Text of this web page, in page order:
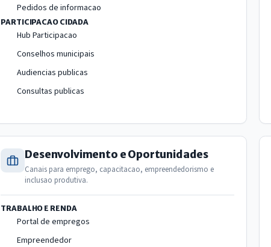
Pedidos de informacao
PARTICIPACAO CIDADA
Hub Participacao
Conselhos municipais
Audiencias publicas
Consultas publicas
Desenvolvimento e Oportunidades
Canais para emprego, capacitacao, empreendedorismo e
inclusao produtiva.
TRABALHO E RENDA
Portal de empregos
Empreendedor